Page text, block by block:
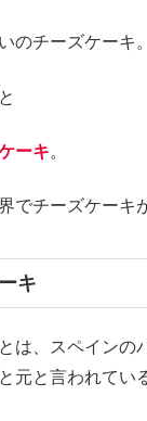
のチーズケーキ。
と
ーキ。
でチーズケーキ
キ
は、スペインの
元と言われてい